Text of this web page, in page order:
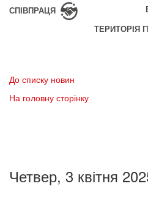
форма
Пошук
СПІВПРАЦЯ
ТЕРИТОРІЯ
До списку новин
На головну сторінку
Четвер, 3 квітня